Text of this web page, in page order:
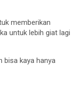
memberikan
untuk lebih giat lagi
bisa kaya hanya